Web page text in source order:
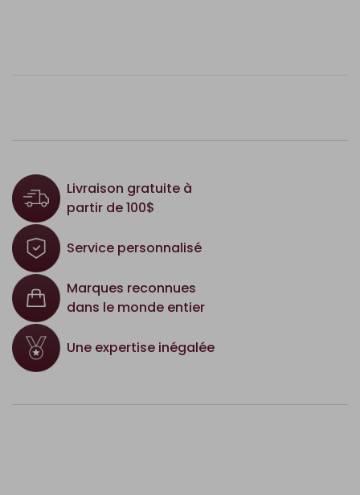
Livraison gratuite à
partir de 100$
Service personnalisé
Marques reconnues
dans le monde entier
Une expertise inégalée